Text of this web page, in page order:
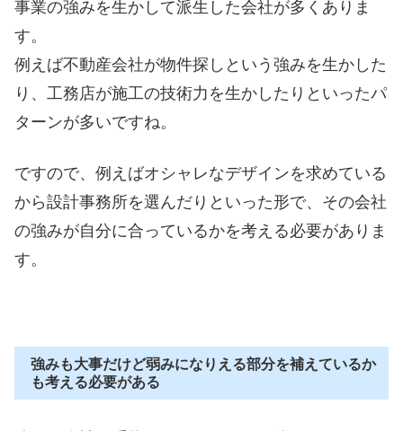
事業の強みを生かして派生した会社が多くありま
す。
例えば不動産会社が物件探しという強みを生かした
り、工務店が施工の技術力を生かしたりといったパ
ターンが多いですね。
ですので、例えばオシャレなデザインを求めている
から設計事務所を選んだりといった形で、その会社
の強みが自分に合っているかを考える必要がありま
す。
強みも大事だけど弱みになりえる部分を補えているか
も考える必要がある